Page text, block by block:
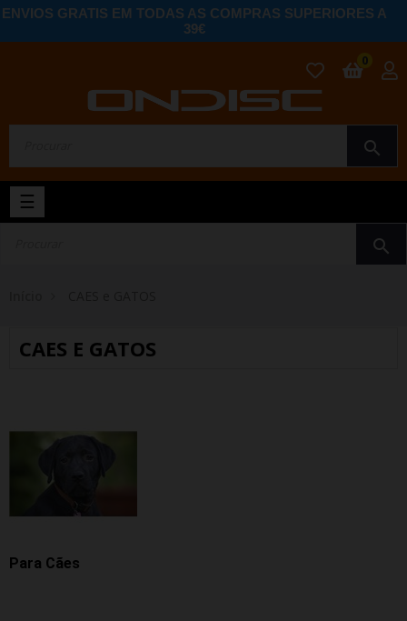
ENVIOS GRATIS EM TODAS AS COMPRAS SUPERIORES A
39€
search
0
Toggle
navigation
☰
search
CAES E GATOS
Para Cães